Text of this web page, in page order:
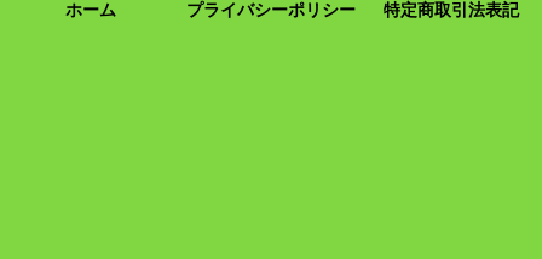
ホーム プライバシーポリシー 特定商取引法表記